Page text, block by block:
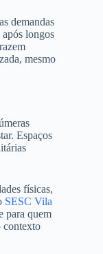
demandas
longos
mesmo
Espaços
físicas,
SESC Vila
para quem
contexto